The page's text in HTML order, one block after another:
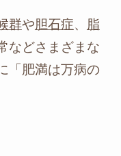
群や胆石症、 脂
などさまざまな
「肥満は万病の